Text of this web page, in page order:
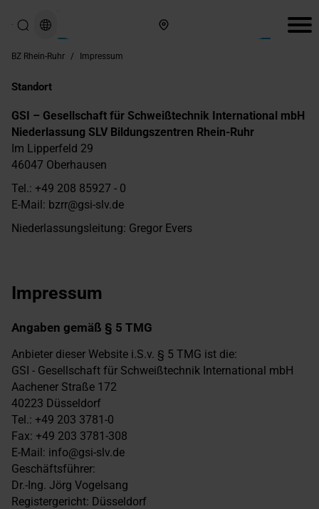
BZ Rhein-Ruhr / Impressum
Standort
GSI – Gesellschaft für Schweißtechnik International mbH
Niederlassung SLV Bildungszentren Rhein-Ruhr
Im Lipperfeld 29
46047 Oberhausen
Tel.: +49 208 85927 - 0
E-Mail: bzrr@gsi-slv.de
Niederlassungsleitung: Gregor Evers
Impressum
Angaben gemäß § 5 TMG
Anbieter dieser Website i.S.v. § 5 TMG ist die:
GSI - Gesellschaft für Schweißtechnik International mbH
Aachener Straße 172
40223 Düsseldorf
Tel.: +49 203 3781-0
Fax: +49 203 3781-308
E-Mail: info@gsi-slv.de
Geschäftsführer:
Dr.-Ing. Jörg Vogelsang
Registergericht: Düsseldorf